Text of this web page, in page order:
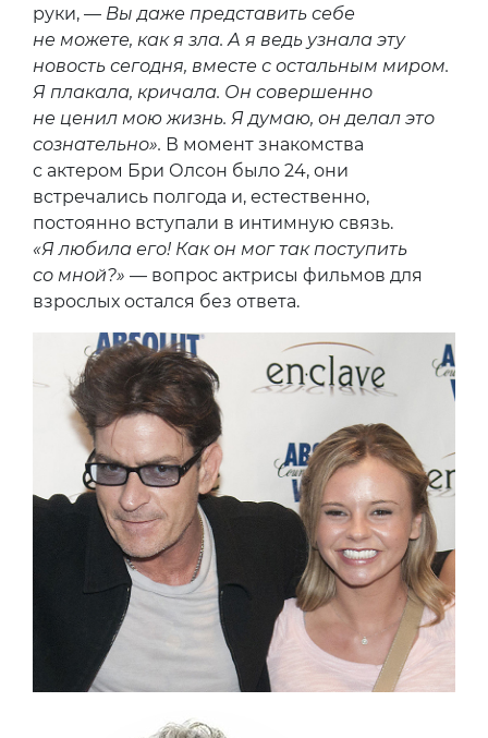
руки, — Вы даже представить себе
не можете, как я зла. А я ведь узнала эту
новость сегодня, вместе с остальным миром.
Я плакала, кричала. Он совершенно
не ценил мою жизнь. Я думаю, он делал это
сознательно». В момент знакомства
с актером Бри Олсон было 24, они
встречались полгода и, естественно,
постоянно вступали в интимную связь.
«Я любила его! Как он мог так поступить
со мной?» — вопрос актрисы фильмов для
взрослых остался без ответа.